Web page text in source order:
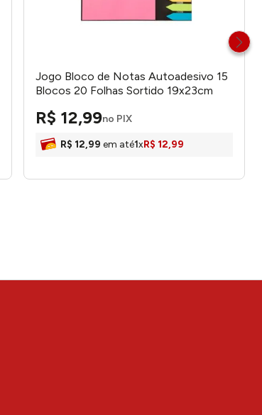
Jogo Bloco de Notas Autoadesivo 15
Blocos 20 Folhas Sortido 19x23cm
R$ 12,99no PIX
R$ 12,99 em até1xR$ 12,99